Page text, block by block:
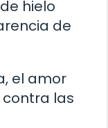
hielo
de
el amor
las